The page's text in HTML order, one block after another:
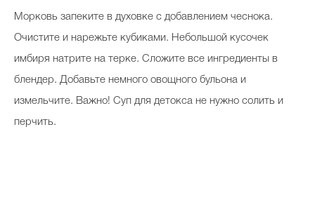
Морковь запеките в духовке с добавлением чеснока.
Очистите и нарежьте кубиками. Небольшой кусочек
имбиря натрите на терке. Сложите все ингредиенты в
блендер. Добавьте немного овощного бульона и
измельчите. Важно! Суп для детокса не нужно солить и
перчить.